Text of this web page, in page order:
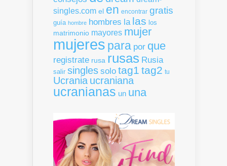
singles.com el en encontrar gratis
guía hombre hombres la las los
matrimonio mayores mujer
mujeres para por que
registrate rusa rusas Rusia
salir singles solo tag1 tag2 tu
Ucrania ucraniana
ucranianas un una